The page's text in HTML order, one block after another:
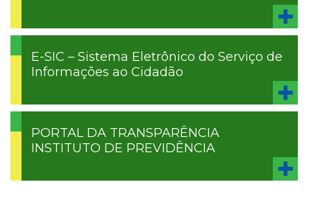
E-SIC – Sistema Eletrônico do Serviço de
Informações ao Cidadão
PORTAL DA TRANSPARÊNCIA
INSTITUTO DE PREVIDÊNCIA